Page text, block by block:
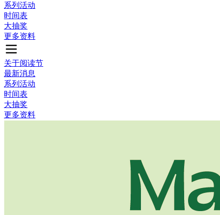
系列活动
时间表
大抽奖
更多资料
关于阅读节
最新消息
系列活动
时间表
大抽奖
更多资料